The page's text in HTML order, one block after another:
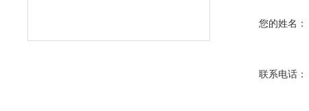
您的姓名：
联系电话：